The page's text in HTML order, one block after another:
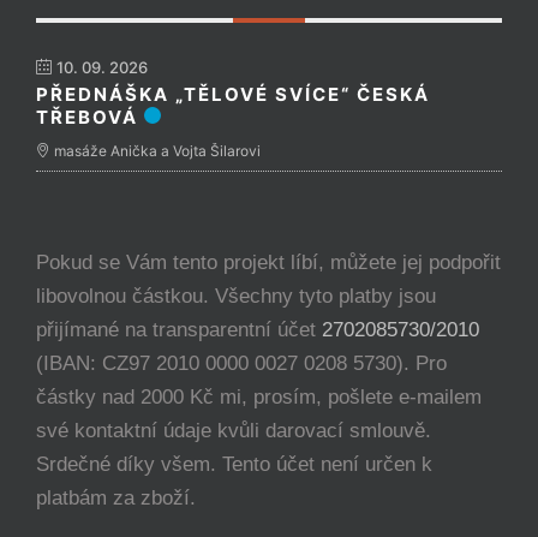
10. 09. 2026
PŘEDNÁŠKA „TĚLOVÉ SVÍCE“ ČESKÁ
TŘEBOVÁ
masáže Anička a Vojta Šilarovi
Pokud se Vám tento projekt líbí, můžete jej podpořit
libovolnou částkou. Všechny tyto platby jsou
přijímané na transparentní účet 2702085730/2010
(IBAN: CZ97 2010 0000 0027 0208 5730). Pro
částky nad 2000 Kč mi, prosím, pošlete e-mailem
své kontaktní údaje kvůli darovací smlouvě.
Srdečné díky všem. Tento účet není určen k
platbám za zboží.